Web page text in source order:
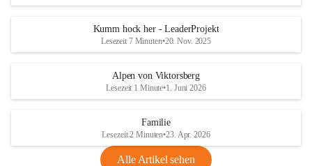
Kumm hock her - LeaderProjekt
Lesezeit 7 Minuten•20. Nov. 2025
Alpen von Viktorsberg
Lesezeit 1 Minute•1. Juni 2026
Familie
Lesezeit 2 Minuten•23. Apr. 2026
Alle Artikel sehen